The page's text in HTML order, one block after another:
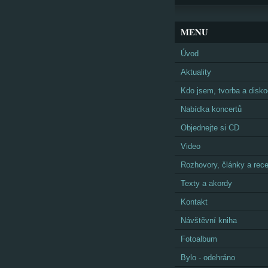
MENU
Úvod
Aktuality
Kdo jsem, tvorba a
Nabídka koncertů
Objednejte si CD
Video
Rozhovory, články a
Texty a akordy
Kontakt
Návštěvní kniha
Fotoalbum
Bylo - odehráno